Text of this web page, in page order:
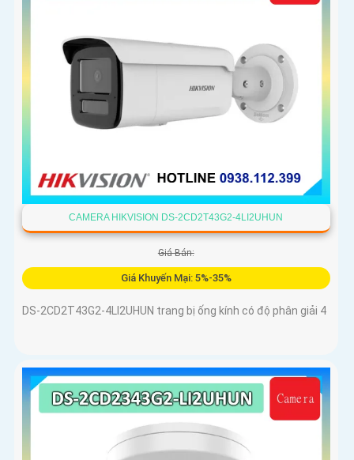
CAMERA HIKVISION DS-2CD2T43G2-4LI2UHUN
Giá Bán:
Giá Khuyến Mại: 5%-35%
DS-2CD2T43G2-4LI2UHUN trang bị ống kính có độ phân giải 4